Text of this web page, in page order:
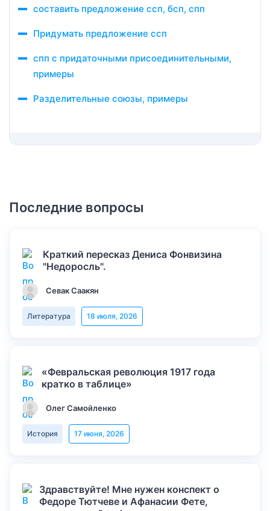
составить предложение ссп, бсп, спп
Придумать предложение ссп
спп с придаточными присоединительными,
примеры
Разделительные союзы, примеры
Последние вопросы
Краткий пересказ Дениса Фонвизина
"Недоросль".
Севак Саакян
Литература 18 июля, 2026
«Февральская революция 1917 года
кратко в таблице»
Олег Самойленко
История 17 июня, 2026
Здравствуйте! Мне нужен конспект о
Федоре Тютчеве и Афанасии Фете,